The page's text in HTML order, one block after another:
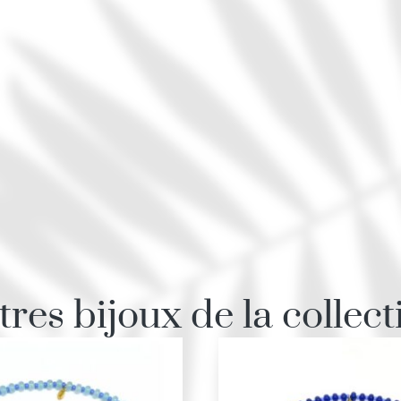
bijoux de la